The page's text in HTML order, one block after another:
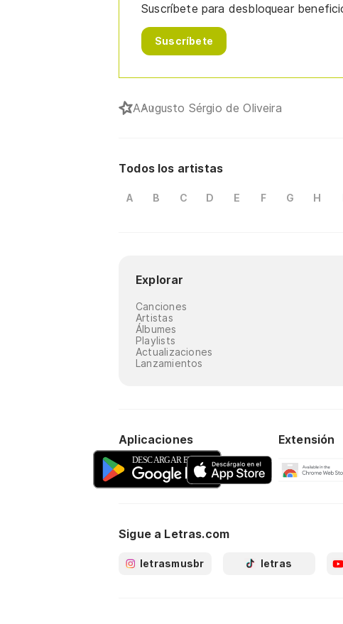
Suscríbete para desbloquear
Suscríbete
AAugusto Sérgio de Oliveira
Todos los artistas
A B C D E F G H
Explorar
Canciones
Artistas
Álbumes
Playlists
Actualizaciones
Lanzamientos
Aplicaciones Extensión
Sigue a Letras.com
letrasmusbr letras